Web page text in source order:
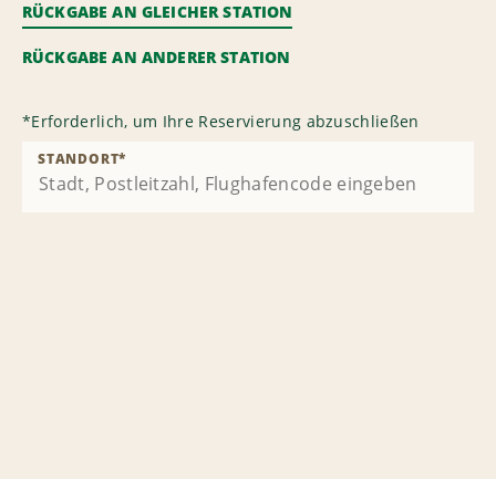
RÜCKGABE AN GLEICHER STATION
RÜCKGABE AN ANDERER STATION
*Erforderlich, um Ihre Reservierung abzuschließen
STANDORT*